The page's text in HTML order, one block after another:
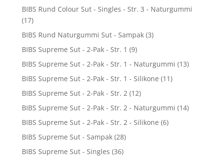
BIBS Rund Colour Sut - Singles - Str. 3 - Naturgummi
(17)
BIBS Rund Naturgummi Sut - Sampak (3)
BIBS Supreme Sut - 2-Pak - Str. 1 (9)
BIBS Supreme Sut - 2-Pak - Str. 1 - Naturgummi (13)
BIBS Supreme Sut - 2-Pak - Str. 1 - Silikone (11)
BIBS Supreme Sut - 2-Pak - Str. 2 (12)
BIBS Supreme Sut - 2-Pak - Str. 2 - Naturgummi (14)
BIBS Supreme Sut - 2-Pak - Str. 2 - Silikone (6)
BIBS Supreme Sut - Sampak (28)
BIBS Supreme Sut - Singles (36)